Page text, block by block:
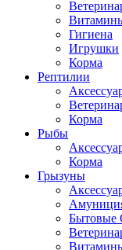
Гигиена
Игрушки
Корма
Рептилии
Корма
Рыбы
Корма
Грызуны
Бытовые